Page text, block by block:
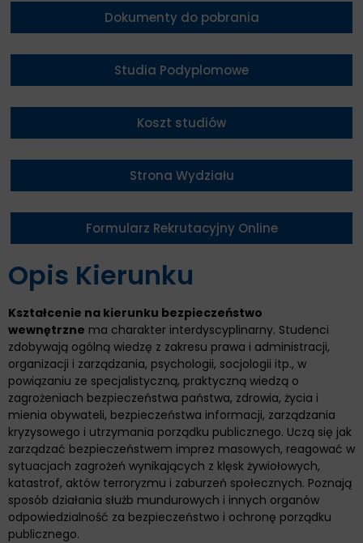
Dokumenty do pobrania
Studia Podyplomowe
Koszt studiów
Strona Wydziału
Formularz Rekrutacyjny Online
Opis Kierunku
Kształcenie na kierunku bezpieczeństwo
wewnętrzne ma charakter interdyscyplinarny. Studenci
zdobywają ogólną wiedzę z zakresu prawa i administracji,
organizacji i zarządzania, psychologii, socjologii itp., w
powiązaniu ze specjalistyczną, praktyczną wiedzą o
zagrożeniach bezpieczeństwa państwa, zdrowia, życia i
mienia obywateli, bezpieczeństwa informacji, zarządzania
kryzysowego i utrzymania porządku publicznego. Uczą się jak
zarządzać bezpieczeństwem imprez masowych, reagować w
sytuacjach zagrożeń wynikających z klęsk żywiołowych,
katastrof, aktów terroryzmu i zaburzeń społecznych. Poznają
sposób działania służb mundurowych i innych organów
odpowiedzialność za bezpieczeństwo i ochronę porządku
publicznego.